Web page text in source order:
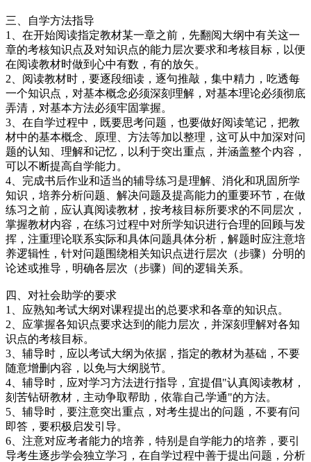
三、自学方法指导
1、在开始阅读指定教材某一章之前，先翻阅大纲中有关这一
章的考核知识点及对知识点的能力层次要求和考核目标，以便
在阅读教材时做到心中有数，有的放矢。
2、阅读教材时，要逐段细读，逐句推敲，集中精力，吃透每
一个知识点，对基本概念必须深刻理解，对基本理论必须彻底
弄清，对基本方法必须牢固掌握。
3、在自学过程中，既要思考问题，也要做好阅读笔记，把教
材中的基本概念、原理、方法等加以整理，这可从中加深对问
题的认知、理解和记忆，以利于突出重点，并涵盖整个内容，
可以不断提高自学能力。
4、完成书后作业和适当的辅导练习是理解、消化和巩固所学
知识，培养分析问题、解决问题及提高能力的重要环节，在做
练习之前，应认真阅读教材，按考核目标所要求的不同层次，
掌握教材内容，在练习过程中对所学知识进行合理的回顾与发
挥，注重理论联系实际和具体问题具体分析，解题时应注意培
养逻辑性，针对问题围绕相关知识点进行层次（步骤）分明的
论述或推导，明确各层次（步骤）间的逻辑关系。
四、对社会助学的要求
1、应熟知考试大纲对课程提出的总要求和各章的知识点。
2、应掌握各知识点要求达到的能力层次，并深刻理解对各知
识点的考核目标。
3、辅导时，应以考试大纲为依据，指定的教材为基础，不要
随意增删内容，以免与大纲脱节。
4、辅导时，应对学习方法进行指导，宜提倡"认真阅读教材，
刻苦钻研教材，主动争取帮助，依靠自己学通"的方法。
5、辅导时，要注意突出重点，对考生提出的问题，不要有问
即答，要积极启发引导。
6、注意对应考者能力的培养，特别是自学能力的培养，要引
导考生逐步学会独立学习，在自学过程中善于提出问题，分析